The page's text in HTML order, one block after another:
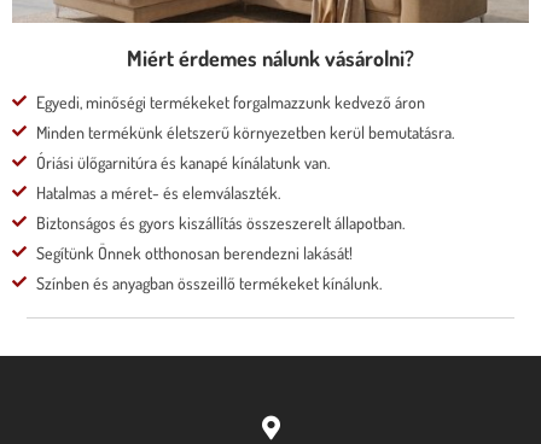
Miért érdemes nálunk vásárolni?
Egyedi, minőségi termékeket forgalmazzunk kedvező áron
Minden termékünk életszerű környezetben kerül bemutatásra.
Óriási ülőgarnitúra és kanapé kínálatunk van.
Hatalmas a méret- és elemválaszték.
Biztonságos és gyors kiszállítás összeszerelt állapotban.
Segítünk Önnek otthonosan berendezni lakását!
Színben és anyagban összeillő termékeket kínálunk.